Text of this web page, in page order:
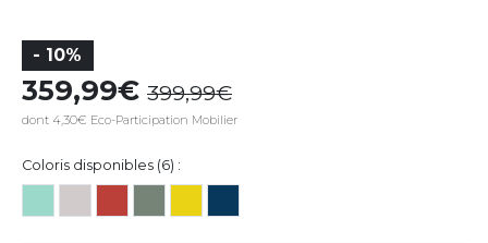
- 10%
359,99 399,99
dont 4,30€ Eco-Participation Mobilier
Coloris disponibles (6) :